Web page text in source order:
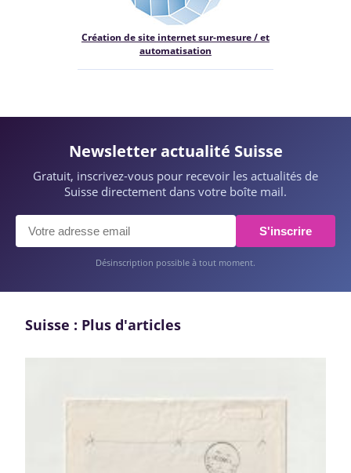
Création de site internet sur-mesure / et
automatisation
Newsletter actualité Suisse
Gratuit, inscrivez-vous pour recevoir les actualités de
Suisse directement dans votre boîte mail.
S'inscrire
Désinscription possible à tout moment.
Suisse : Plus d'articles